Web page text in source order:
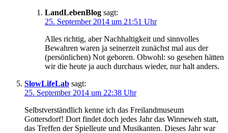
LandLebenBlog sagt:
25. September 2014 um 21:51 Uhr
Alles richtig, aber Nachhaltigkeit und sinnvolles
Bewahren waren ja seinerzeit zunächst mal aus der
(persönlichen) Not geboren. Obwohl: so gesehen hätten
wir die heute ja auch durchaus wieder, nur halt anders.
SlowLifeLab sagt:
25. September 2014 um 22:38 Uhr
Selbstverständlich kenne ich das Freilandmuseum
Gottersdorf! Dort findet doch jedes Jahr das Winneweh statt,
das Treffen der Spielleute und Musikanten. Dieses Jahr war